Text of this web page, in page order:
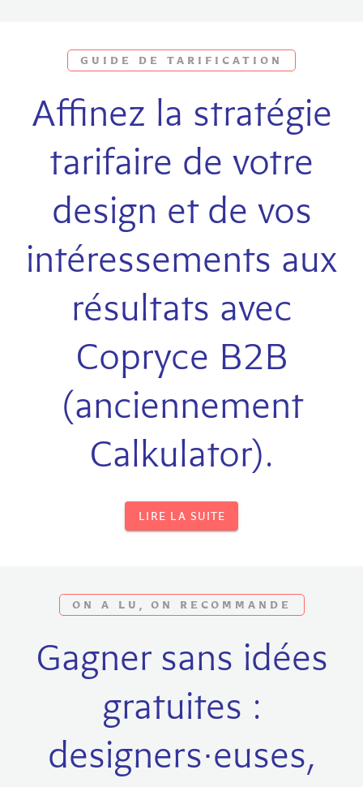
GUIDE DE TARIFICATION
Affinez la stratégie
tarifaire de votre
design et de vos
intéressements aux
résultats avec
Copryce B2B
(anciennement
Calkulator).
LIRE LA SUITE
ON A LU, ON RECOMMANDE
Gagner sans idées
gratuites :
designers·euses,